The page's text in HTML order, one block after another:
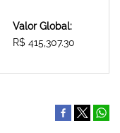
Valor Global:
R$ 415,307.30